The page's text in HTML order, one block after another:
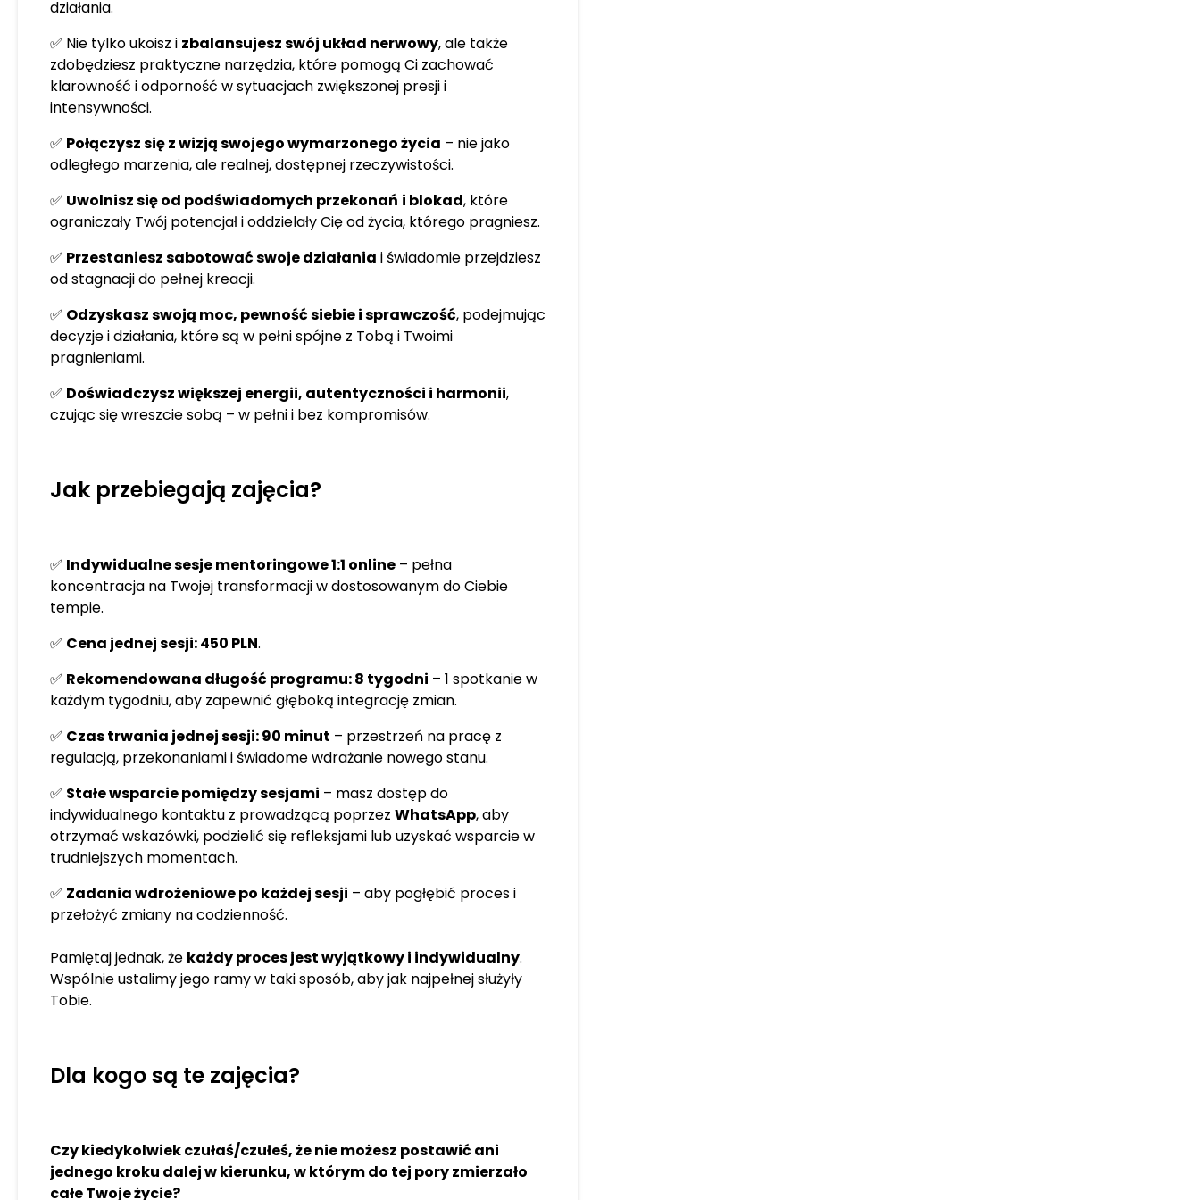
działania.
✅ Nie tylko ukoisz i zbalansujesz swój układ nerwowy, ale także
zdobędziesz praktyczne narzędzia, które pomogą Ci zachować
klarowność i odporność w sytuacjach zwiększonej presji i
intensywności.
✅ Połączysz się z wizją swojego wymarzonego życia – nie jako
odległego marzenia, ale realnej, dostępnej rzeczywistości.
✅ Uwolnisz się od podświadomych przekonań i blokad, które
ograniczały Twój potencjał i oddzielały Cię od życia, którego pragniesz.
✅ Przestaniesz sabotować swoje działania i świadomie przejdziesz
od stagnacji do pełnej kreacji.
✅ Odzyskasz swoją moc, pewność siebie i sprawczość, podejmując
decyzje i działania, które są w pełni spójne z Tobą i Twoimi
pragnieniami.
✅ Doświadczysz większej energii, autentyczności i harmonii,
czując się wreszcie sobą – w pełni i bez kompromisów.
Jak przebiegają zajęcia?
✅ Indywidualne sesje mentoringowe 1:1 online – pełna
koncentracja na Twojej transformacji w dostosowanym do Ciebie
tempie.
✅ Cena jednej sesji: 450 PLN.
✅ Rekomendowana długość programu: 8 tygodni – 1 spotkanie w
każdym tygodniu, aby zapewnić głęboką integrację zmian.
✅ Czas trwania jednej sesji: 90 minut – przestrzeń na pracę z
regulacją, przekonaniami i świadome wdrażanie nowego stanu.
✅ Stałe wsparcie pomiędzy sesjami – masz dostęp do
indywidualnego kontaktu z prowadzącą poprzez WhatsApp, aby
otrzymać wskazówki, podzielić się refleksjami lub uzyskać wsparcie w
trudniejszych momentach.
✅ Zadania wdrożeniowe po każdej sesji – aby pogłębić proces i
przełożyć zmiany na codzienność.
Pamiętaj jednak, że każdy proces jest wyjątkowy i indywidualny.
Wspólnie ustalimy jego ramy w taki sposób, aby jak najpełnej służyły
Tobie.
Dla kogo są te zajęcia?
Czy kiedykolwiek czułaś/czułeś, że nie możesz postawić ani
jednego kroku dalej w kierunku, w którym do tej pory zmierzało
całe Twoje życie?